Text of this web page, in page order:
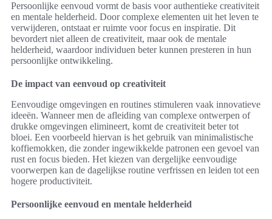
Persoonlijke eenvoud vormt de basis voor authentieke creativiteit
en mentale helderheid. Door complexe elementen uit het leven te
verwijderen, ontstaat er ruimte voor focus en inspiratie. Dit
bevordert niet alleen de creativiteit, maar ook de mentale
helderheid, waardoor individuen beter kunnen presteren in hun
persoonlijke ontwikkeling.
De impact van eenvoud op creativiteit
Eenvoudige omgevingen en routines stimuleren vaak innovatieve
ideeën. Wanneer men de afleiding van complexe ontwerpen of
drukke omgevingen elimineert, komt de creativiteit beter tot
bloei. Een voorbeeld hiervan is het gebruik van minimalistische
koffiemokken, die zonder ingewikkelde patronen een gevoel van
rust en focus bieden. Het kiezen van dergelijke eenvoudige
voorwerpen kan de dagelijkse routine verfrissen en leiden tot een
hogere productiviteit.
Persoonlijke eenvoud en mentale helderheid